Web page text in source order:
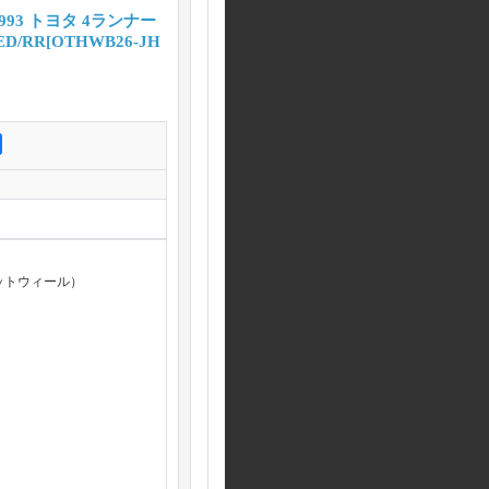
トヨタ 4ランナー
RR[OTHWB26-JH
ウィール）